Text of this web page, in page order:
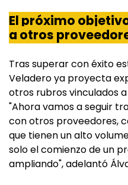
El próximo
a otros
Tras superar con éxito
Veladero ya proyecta
otros rubros vinculados
"Ahora vamos a seguir
con otros proveedores,
que tienen un alto
solo el comienzo de un
ampliando", adelantó